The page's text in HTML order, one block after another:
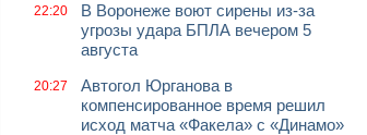
22:20
В Воронеже воют сирены из-за
угрозы удара БПЛА вечером 5
августа
20:27
Автогол Юрганова в
компенсированное время решил
исход матча «Факела» с «Динамо»